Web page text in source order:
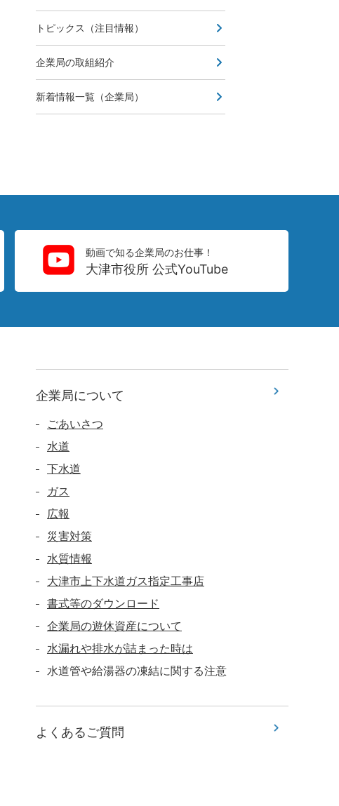
トピックス（注目情報）
企業局の取組紹介
新着情報一覧（企業局）
動画で知る企業局のお仕事！
大津市役所 公式YouTube
企業局について
ごあいさつ
水道
下水道
ガス
広報
災害対策
水質情報
大津市上下水道ガス指定工事店
書式等のダウンロード
企業局の遊休資産について
水漏れや排水が詰まった時は
水道管や給湯器の凍結に関する注意
よくあるご質問